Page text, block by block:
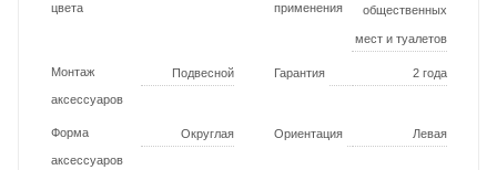
цвета применения общественных
мест и туалетов
Монтаж
аксессуаров
Подвесной Гарантия 2 года
Форма
аксессуаров
Округлая Ориентация Левая